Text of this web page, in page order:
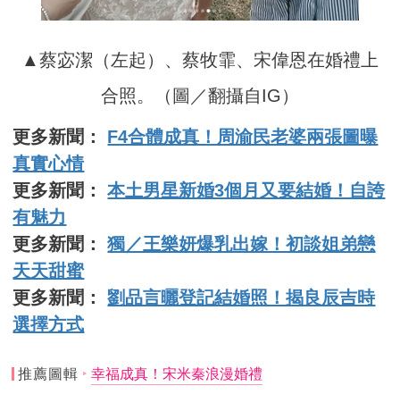
▲蔡宓潔（左起）、蔡牧霏、宋偉恩在婚禮上
合照。（圖／翻攝自IG）
更多新聞： F4合體成真！周渝民老婆兩張圖曝
真實心情
更多新聞：本土男星新婚3個月又要結婚！自誇
有魅力
更多新聞：獨／王樂妍爆乳出嫁！初談姐弟戀
天天甜蜜
更多新聞：劉品言曬登記結婚照！揭良辰吉時
選擇方式
推薦圖輯 幸福成真！宋米秦浪漫婚禮